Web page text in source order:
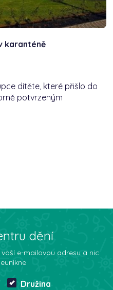
karanténě
dítěte, které přišlo do
potvrzeným
dění
e-mailovou adresu a nic
Družina